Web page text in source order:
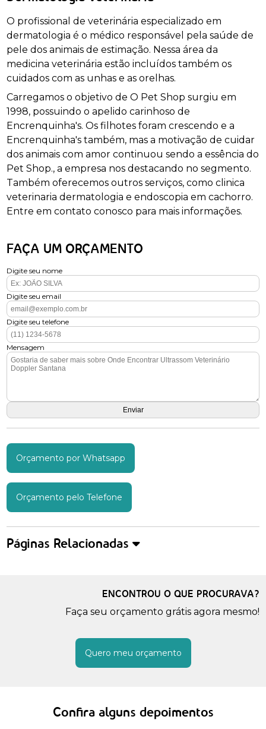
O profissional de veterinária especializado em
dermatologia é o médico responsável pela saúde de
pele dos animais de estimação. Nessa área da
medicina veterinária estão incluídos também os
cuidados com as unhas e as orelhas.
Carregamos o objetivo de O Pet Shop surgiu em
1998, possuindo o apelido carinhoso de
Encrenquinha's. Os filhotes foram crescendo e a
Encrenquinha's também, mas a motivação de cuidar
dos animais com amor continuou sendo a essência do
Pet Shop., a empresa nos destacando no segmento.
Também oferecemos outros serviços, como clinica
veterinaria dermatologia e endoscopia em cachorro.
Entre em contato conosco para mais informações.
FAÇA UM ORÇAMENTO
Digite seu nome
Digite seu email
Digite seu telefone
Mensagem
Orçamento por Whatsapp
Orçamento pelo Telefone
Páginas Relacionadas
ENCONTROU O QUE PROCURAVA?
Faça seu orçamento grátis agora mesmo!
Quero meu orçamento
Confira alguns depoimentos